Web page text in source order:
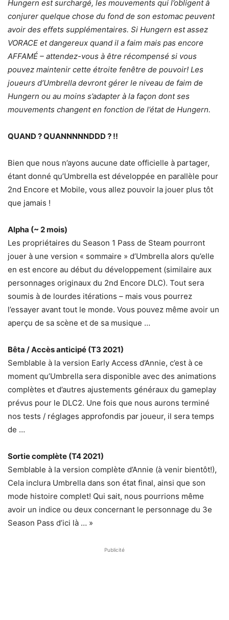
Hungern est surchargé, les mouvements qui l’obligent à
conjurer quelque chose du fond de son estomac peuvent
avoir des effets supplémentaires. Si Hungern est assez
VORACE et dangereux quand il a faim mais pas encore
AFFAMÉ – attendez-vous à être récompensé si vous
pouvez maintenir cette étroite fenêtre de pouvoir! Les
joueurs d’Umbrella devront gérer le niveau de faim de
Hungern ou au moins s’adapter à la façon dont ses
mouvements changent en fonction de l’état de Hungern.
QUAND ? QUANNNNNDDD ? !!
Bien que nous n’ayons aucune date officielle à partager,
étant donné qu’Umbrella est développée en parallèle pour
2nd Encore et Mobile, vous allez pouvoir la jouer plus tôt
que jamais !
Alpha (~ 2 mois)
Les propriétaires du Season 1 Pass de Steam pourront
jouer à une version « sommaire » d’Umbrella alors qu’elle
en est encore au début du développement (similaire aux
personnages originaux du 2nd Encore DLC). Tout sera
soumis à de lourdes itérations – mais vous pourrez
l’essayer avant tout le monde. Vous pouvez même avoir un
aperçu de sa scène et de sa musique …
Bêta / Accès anticipé (T3 2021)
Semblable à la version Early Access d’Annie, c’est à ce
moment qu’Umbrella sera disponible avec des animations
complètes et d’autres ajustements généraux du gameplay
prévus pour le DLC2. Une fois que nous aurons terminé
nos tests / réglages approfondis par joueur, il sera temps
de …
Sortie complète (T4 2021)
Semblable à la version complète d’Annie (à venir bientôt!),
Cela inclura Umbrella dans son état final, ainsi que son
mode histoire complet! Qui sait, nous pourrions même
avoir un indice ou deux concernant le personnage du 3e
Season Pass d’ici là … »
Publicité